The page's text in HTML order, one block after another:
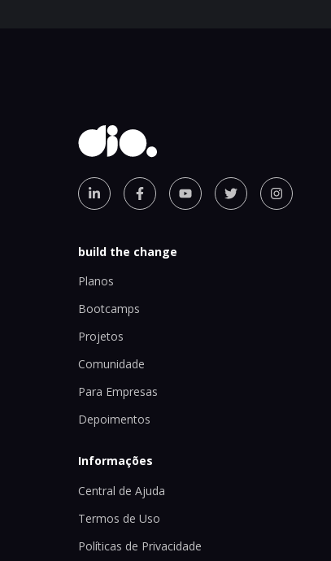
build the change
Planos
Bootcamps
Projetos
Comunidade
Para Empresas
Depoimentos
Informações
Central de Ajuda
Termos de Uso
Políticas de Privacidade